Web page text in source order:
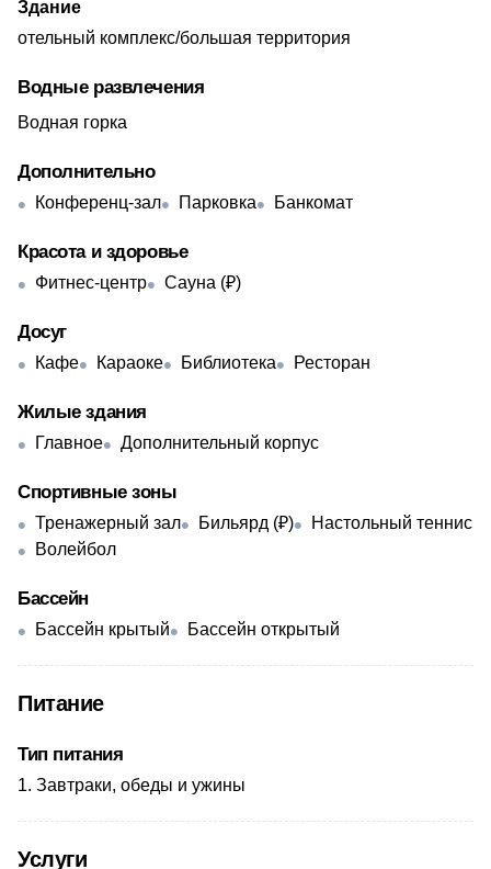
Здание
отельный комплекс/большая территория
Водные развлечения
Водная горка
Дополнительно
Конференц-зал Парковка Банкомат
Красота и здоровье
Фитнес-центр Сауна (₽)
Досуг
Кафе Караоке Библиотека Ресторан
Жилые здания
Главное Дополнительный корпус
Спортивные зоны
Тренажерный зал Бильярд (₽)
Настольный теннис
Волейбол
Бассейн
Бассейн крытый Бассейн открытый
Питание
Тип питания
Завтраки, обеды и ужины
Услуги